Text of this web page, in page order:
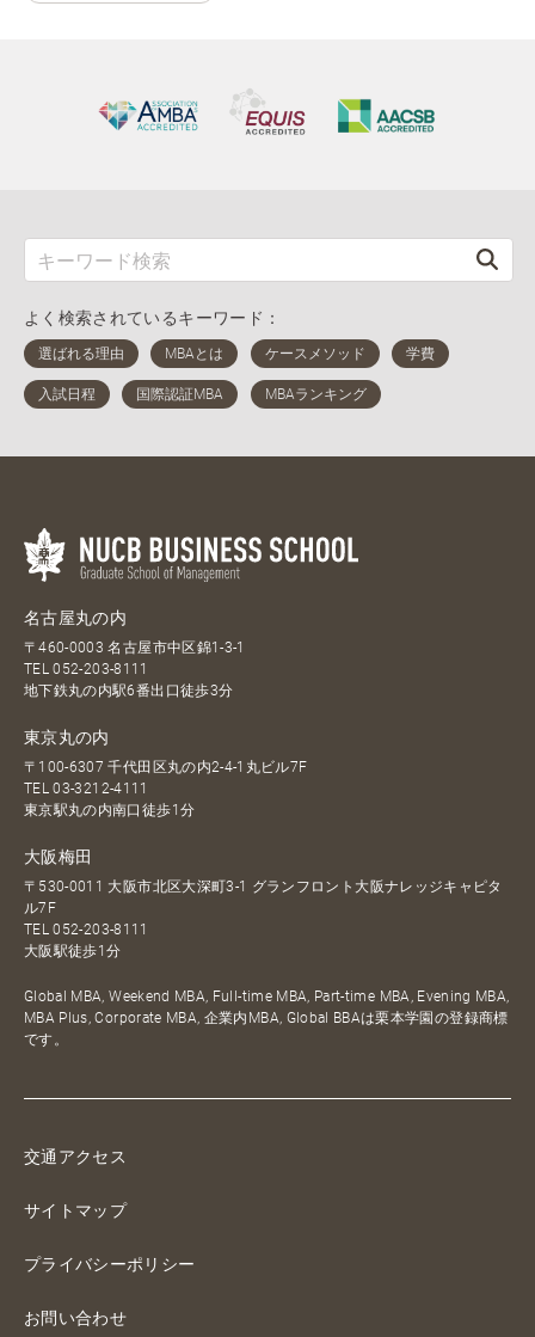
よく検索されているキーワード：
名古屋丸の内
〒460-0003 名古屋市中区錦1-3-1
TEL052-203-8111
地下鉄丸の内駅6番出口徒歩3分
東京丸の内
〒100-6307 千代田区丸の内2-4-1丸ビル7F
TEL03-3212-4111
東京駅丸の内南口徒歩1分
大阪梅田
〒530-0011 大阪市北区大深町3-1 グランフロント大阪ナレッジキャピタ
ル7F
TEL052-203-8111
大阪駅徒歩1分
Global MBA, Weekend MBA, Full-time MBA, Part-time MBA, Evening MBA,
MBA Plus, Corporate MBA, 企業内MBA, Global BBAは栗本学園の登録商標
です。
交通アクセス
サイトマップ
プライバシーポリシー
お問い合わせ